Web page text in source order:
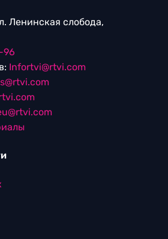
Ленинская слобода,
96
Infortvi@rtvi.com